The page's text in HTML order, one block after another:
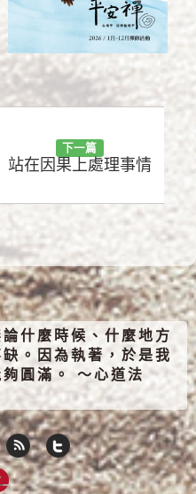
下一篇
站在因果上處理事情
什麼時候、什麼地方
。因為執著，於是我
圓滿。 ～心道法